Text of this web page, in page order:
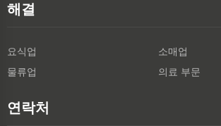
해결
요식업
소매업
물류업
의료 부문
연락처